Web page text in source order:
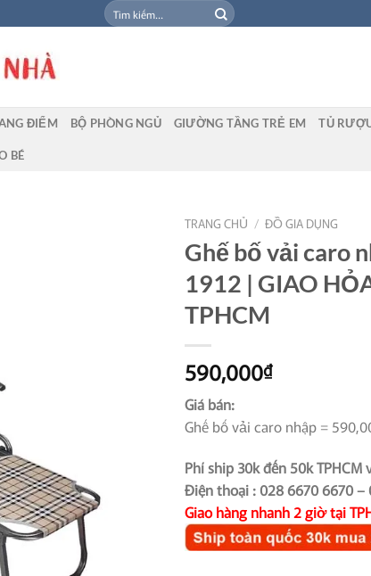
Tìm
kiếm:
ĐIỂM BỘ PHÒNG NGỦ GIƯỜNG TẦNG TRẺ EM TỦ
BÉ
TRANG CHỦ / ĐỒ GIA DỤNG
Ghế bố vải caro
1912 | GIAO
TPHCM
590,000₫
Giá bán:
Ghế bố vải caro nhập =
Phí ship 30k đến 50k TPHCM
Điện thoại : 028 6670 6670 –
Giao hàng nhanh 2 giờ tại